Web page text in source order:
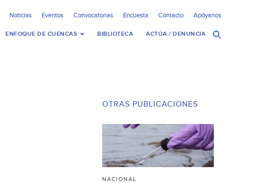
Noticias Eventos Convocatorias Encuesta Contacto Apóyanos
ENFOQUE DE CUENCAS BIBLIOTECA ACTÚA / DENUNCIA
OTRAS PUBLICACIONES
NACIONAL